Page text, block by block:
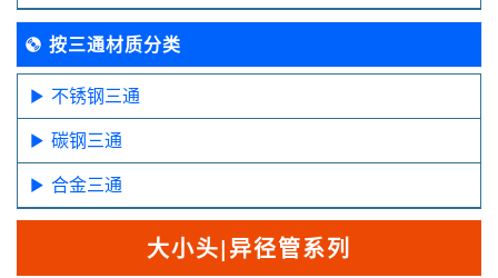
按三通材质分类
不锈钢三通
碳钢三通
合金三通
大小头|异径管系列